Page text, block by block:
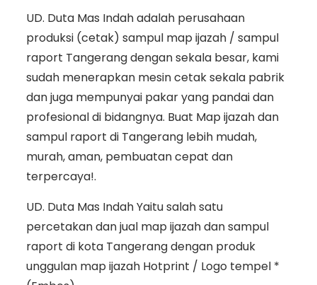
UD. Duta Mas Indah adalah perusahaan
produksi (cetak) sampul map ijazah / sampul
raport Tangerang dengan sekala besar, kami
sudah menerapkan mesin cetak sekala pabrik
dan juga mempunyai pakar yang pandai dan
profesional di bidangnya. Buat Map ijazah dan
sampul raport di Tangerang lebih mudah,
murah, aman, pembuatan cepat dan
terpercaya!.
UD. Duta Mas Indah Yaitu salah satu
percetakan dan jual map ijazah dan sampul
raport di kota Tangerang dengan produk
unggulan map ijazah Hotprint / Logo tempel *